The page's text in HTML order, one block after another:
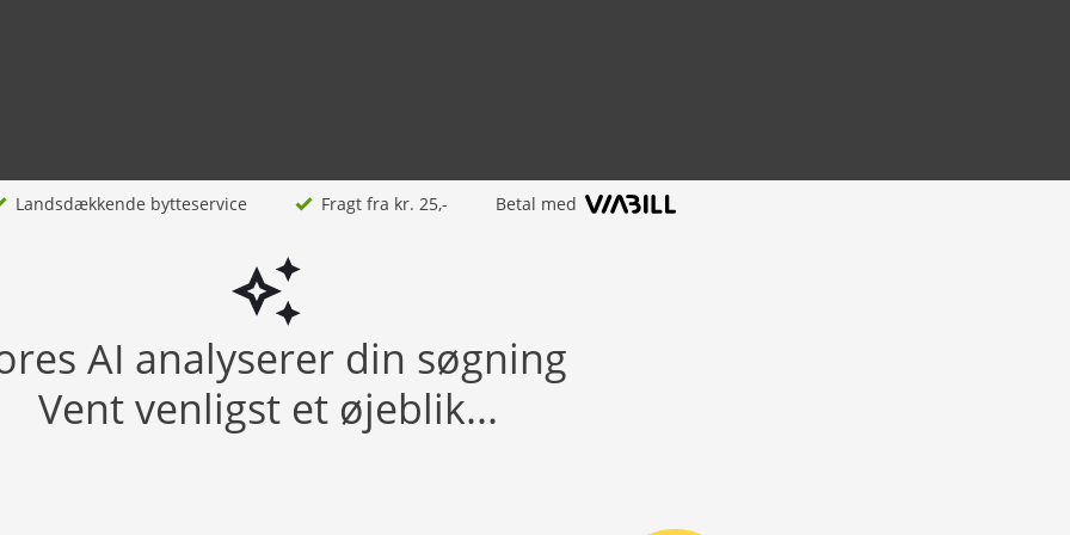
Landsdækkende bytteservice Fragt fra kr. 25,- Betal med
AI analyserer din søgning
Vent venligst et øjeblik...